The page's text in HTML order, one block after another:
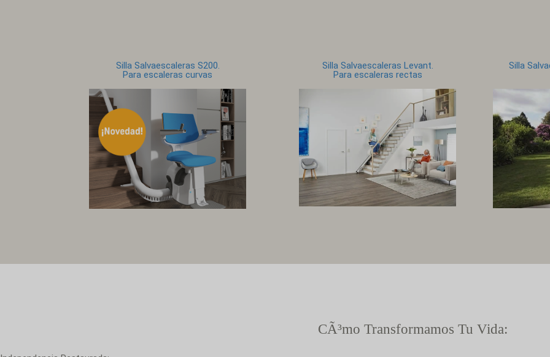
Silla Salvaescaleras S200.
Para escaleras curvas
Silla Salvaescaleras Levant.
Para escaleras rectas
Silla
CÃ³mo Transformamos Tu Vida: